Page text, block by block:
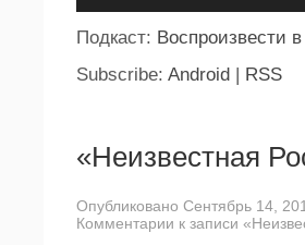
Подкаст: Воспроизвести
Subscribe: Android | RSS
«Неизвестная
Опубликовано Сентябрь 14,
Комментарии к записи